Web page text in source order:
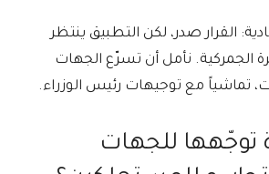
القرار صدر، لكن التطبيق ينتظر
الجمركية. ⁠نأمل أن تسرّع الجهات
تماشياً مع توجيهات رئيس الوزراء.
توجّهها للجهات